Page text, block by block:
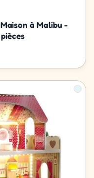
à Malibu -